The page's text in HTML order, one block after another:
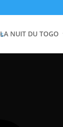
LA NUIT DU TOGO